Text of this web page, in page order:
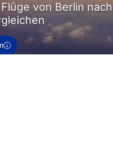
von Berlin nach